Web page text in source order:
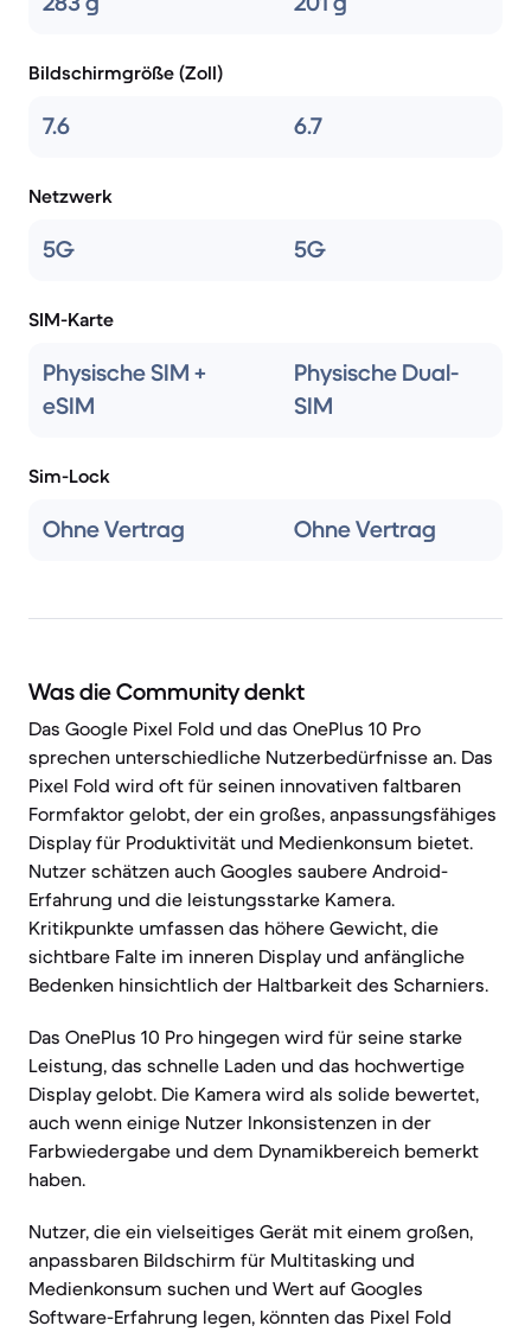
Bildschirmgröße (Zoll)
7.6 6.7
Netzwerk
5G 5G
SIM-Karte
Physische SIM +
eSIM
Physische Dual-
SIM
Sim-Lock
Ohne Vertrag Ohne Vertrag
Was die Community denkt
Das Google Pixel Fold und das OnePlus 10 Pro
sprechen unterschiedliche Nutzerbedürfnisse an. Das
Pixel Fold wird oft für seinen innovativen faltbaren
Formfaktor gelobt, der ein großes, anpassungsfähiges
Display für Produktivität und Medienkonsum bietet.
Nutzer schätzen auch Googles saubere Android-
Erfahrung und die leistungsstarke Kamera.
Kritikpunkte umfassen das höhere Gewicht, die
sichtbare Falte im inneren Display und anfängliche
Bedenken hinsichtlich der Haltbarkeit des Scharniers.
Das OnePlus 10 Pro hingegen wird für seine starke
Leistung, das schnelle Laden und das hochwertige
Display gelobt. Die Kamera wird als solide bewertet,
auch wenn einige Nutzer Inkonsistenzen in der
Farbwiedergabe und dem Dynamikbereich bemerkt
haben.
Nutzer, die ein vielseitiges Gerät mit einem großen,
anpassbaren Bildschirm für Multitasking und
Medienkonsum suchen und Wert auf Googles
Software-Erfahrung legen, könnten das Pixel Fold